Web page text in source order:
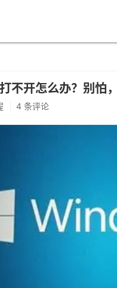
不开怎么办？别怕
4 条评论